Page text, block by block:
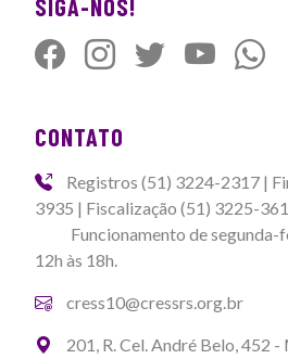
SIGA-NOS!
CONTATO
Registros (51) 3224-2317 |
3935 | Fiscalização (51) 3225-
Funcionamento de segunda-
12h às 18h.
cress10@cressrs.org.br
201, R. Cel. André Belo, 452